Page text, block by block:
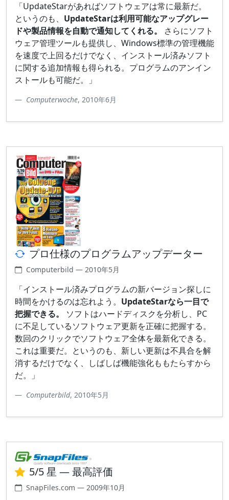
「UpdateStarがあればソフトウェアは常に最新だ。
というのも、 UpdateStarは利用可能なアップグレー
ドや製品情報を自動で通知してくれる。
さらにソフト
ウェア管理ツールも提供し、Windows標準の管理機能
を速度で上回るだけでなく、インストール済みソフト
に関する追加情報も得られる。プログラムのアンイン
ストールも可能だ。」
Computerwoche, 2010年6月
プロ仕様のプログラムアップデーター
Computerbild — 2010年5月
「インストール済みプログラムの新バージョン探しに
時間をかけるのは忘れよう。 UpdateStarなら一目で
把握できる。
ソフトはハードディスクを分析し、PC
に不足しているソフトウェア更新を正確に把握する。
数回のクリックでソフトウェア全体を最新化できる。
これは重要だ。というのも、新しい更新は不具合を解
消するだけでなく、しばしば機能強化ももたらすから
だ。」
Computerbild, 2010年5月
5/5 星 — 最高評価
SnapFiles.com — 2009年10月